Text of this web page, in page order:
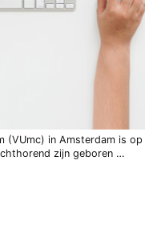
(VUmc) in Amsterdam is op
zijn geboren …